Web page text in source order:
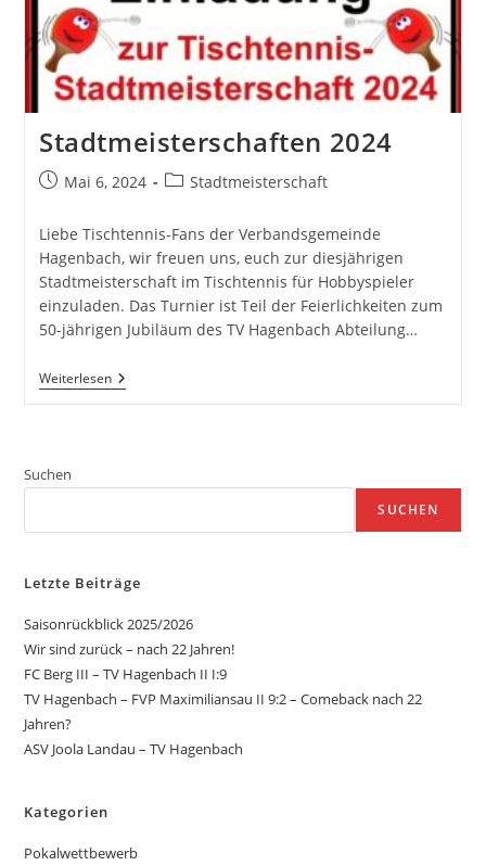
Stadtmeisterschaften 2024
BeitragMai 6, 2024
Beitrags-
Stadtmeisterschaft
Liebe Tischtennis-Fans der Verbandsgemeinde
Hagenbach, wir freuen uns, euch zur diesjährigen
Stadtmeisterschaft im Tischtennis für Hobbyspieler
einzuladen. Das Turnier ist Teil der Feierlichkeiten zum
50-jährigen Jubiläum des TV Hagenbach Abteilung…
WeiterlesenStadtmeisterschaften
2024
Suchen
SUCHEN
Letzte Beiträge
Saisonrückblick 2025/2026
Wir sind zurück – nach 22 Jahren!
FC Berg III – TV Hagenbach II I:9
TV Hagenbach – FVP Maximiliansau II 9:2 – Comeback nach 22
Jahren?
ASV Joola Landau – TV Hagenbach
Kategorien
Pokalwettbewerb